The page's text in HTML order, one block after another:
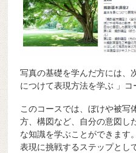
写真の基礎を学んだ方には、
につけて表現方法を学ぶ 」コ
このコースでは、ぼけや被写
方、構図など、自分の意図し
な知識を学ぶことができます
表現に挑戦するステップとし